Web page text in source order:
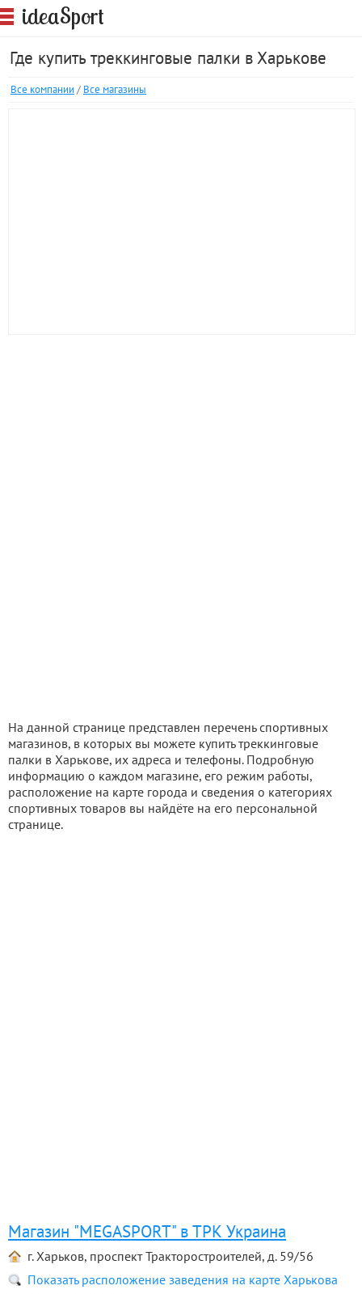
ideaSport
Где купить треккинговые палки в Харькове
Все компании / Все магазины
На данной странице представлен перечень спортивных
магазинов, в которых вы можете купить треккинговые
палки в Харькове, их адреса и телефоны. Подробную
информацию о каждом магазине, его режим работы,
расположение на карте города и сведения о категориях
спортивных товаров вы найдёте на его персональной
странице.
Магазин "MEGASPORT" в ТРК Украина
г. Харьков, проспект Тракторостроителей, д. 59/56
Показать расположение заведения на карте Харькова